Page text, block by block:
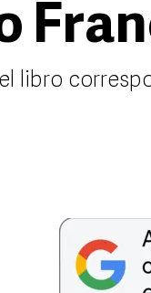
libro